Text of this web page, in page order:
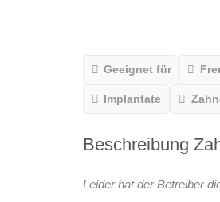
Geeignet für
Implantate
Beschreibung
Leider hat der Betreiber